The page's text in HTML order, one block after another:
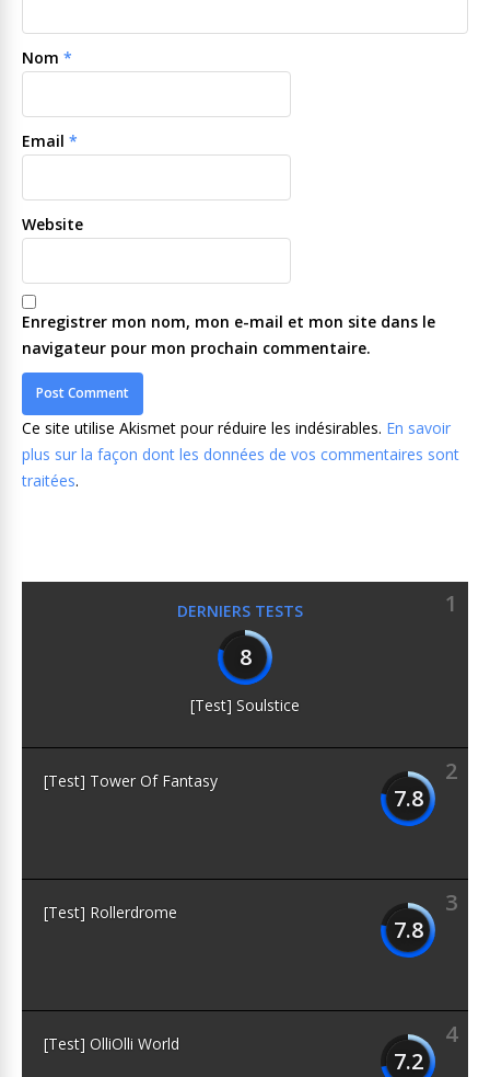
Nom *
Email *
Website
Enregistrer mon nom, mon e-mail et mon site dans le
navigateur pour mon prochain commentaire.
Ce site utilise Akismet pour réduire les indésirables. En savoir
plus sur la façon dont les données de vos commentaires sont
traitées.
DERNIERS TESTS
1
8
[Test] Soulstice
2
7.8
[Test] Tower Of Fantasy
3
7.8
[Test] Rollerdrome
4
7.2
[Test] OlliOlli World